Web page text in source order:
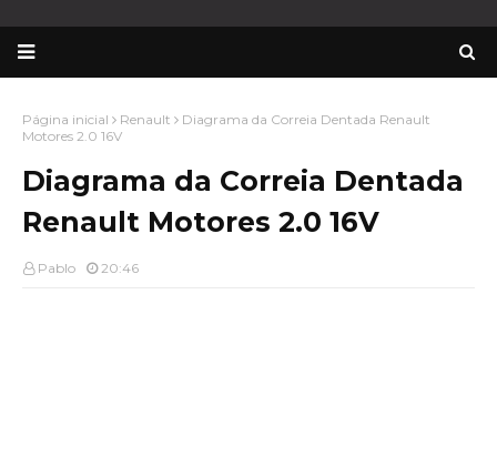
Página inicial Renault
Diagrama da Correia Dentada Renault
Motores 2.0 16V
Diagrama da Correia Dentada
Renault Motores 2.0 16V
Pablo 20:46